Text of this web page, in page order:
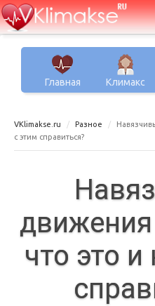
Главная Климакс
VKlimakse.ru Разное
с этим справиться?
движения
что это и